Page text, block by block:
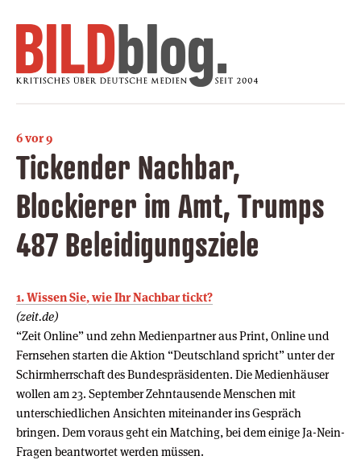
6 vor 9
Tickender Nachbar,
Blockierer im Amt, Trumps
487 Beleidigungsziele
1. Wissen Sie, wie Ihr Nachbar tickt?
(zeit.de)
“Zeit Online” und zehn Medienpartner aus Print, Online und
Fernsehen starten die Aktion “Deutschland spricht” unter der
Schirmherrschaft des Bundespräsidenten. Die Medienhäuser
wollen am 23. September Zehntausende Menschen mit
unterschiedlichen Ansichten miteinander ins Gespräch
bringen. Dem voraus geht ein Matching, bei dem einige Ja-Nein-
Fragen beantwortet werden müssen.